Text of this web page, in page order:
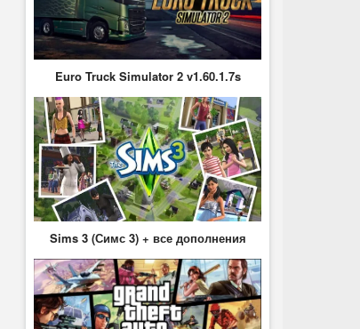
Euro Truck Simulator 2 v1.60.1.7s
Sims 3 (Симс 3) + все дополнения